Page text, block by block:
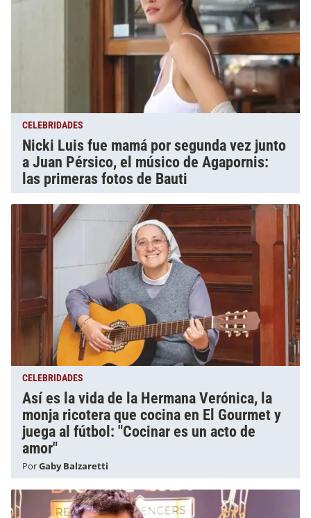
CELEBRIDADES
Nicki Luis fue mamá por segunda vez junto
a Juan Pérsico, el músico de Agapornis:
las primeras fotos de Bauti
CELEBRIDADES
Así es la vida de la Hermana Verónica, la
monja ricotera que cocina en El Gourmet y
juega al fútbol: "Cocinar es un acto de
amor"
PorGaby Balzaretti